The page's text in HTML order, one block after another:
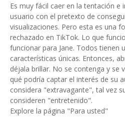
Es muy fácil caer en la tentación
usuario con el pretexto de
visualizaciones. Pero esta es una
rechazado en TikTok. Lo que
funcionar para Jane. Todos tienen
características únicas. Entonces,
déjala brillar. No se contenga y se
qué podría captar el interés de su
considera "extravagante", tal vez
consideren "entretenido".
Explore la página "Para usted"